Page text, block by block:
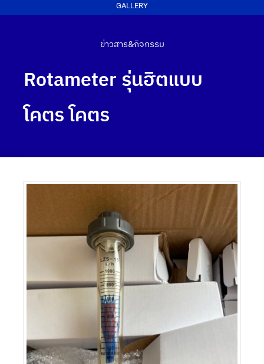
GALLERY
ข่าวสาร&กิจกรรม
Rotameter รุ่นฮิตแบบ
โคตร โคตร